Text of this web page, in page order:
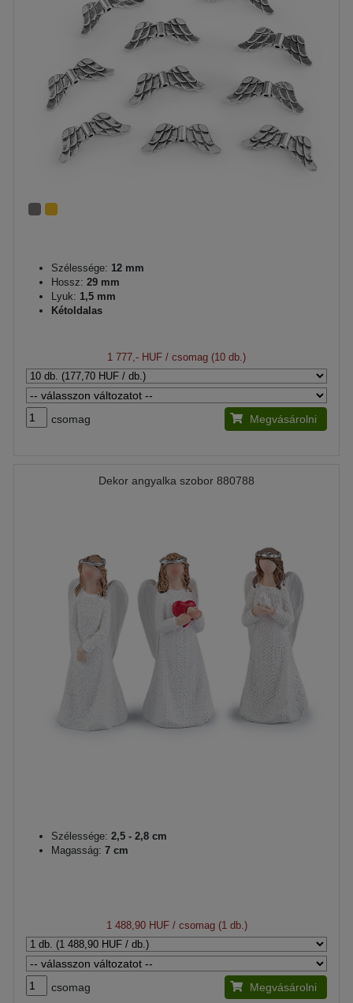
Szélessége: 12 mm
Hossz: 29 mm
Lyuk: 1,5 mm
Kétoldalas
1 777,- HUF / csomag (10 db.)
csomag Megvásárolni
Dekor angyalka szobor 880788
Szélessége: 2,5 - 2,8 cm
Magasság: 7 cm
1 488,90 HUF/ csomag (1 db.)
csomag Megvásárolni